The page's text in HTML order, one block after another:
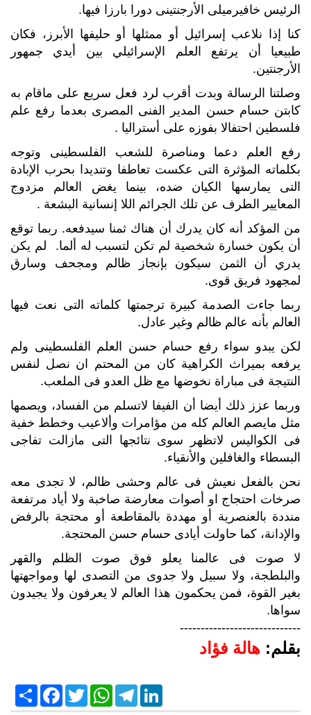
الرئيس خافيرميلى الأرجنتينى دورا بارزا فيها.
كنا إذا نلاعب إسرائيل أو ممثلها أو حليفها الأبرز، فكان
طبيعيا أن يرتفع العلم الإسرائيلي بين أيدي جمهور
الأرجنتين.
وصلتنا الرسالة وبدت أقرب لرد فعل سريع على ماقام به
كابتن حسام حسن المدير الفنى المصرى بعدما رفع علم
فلسطين احتفالا بفوزه على أستراليا .
رفع العلم دعما ومناصرة للشعب الفلسطينى وتوجه
بكلماته المؤثرة التى عكست تعاطفا وتنديدا بحرب الإبادة
التى يمارسها الكيان ضده، بينما يغض العالم مزدوج
المعايير الطرف عن تلك الجرائم اللا إنسانية البشعة .
من المؤكد أنه كان يدرك أن هناك ثمنا سيدفعه. ربما توقع
أن يكون خسارة شخصية لم تكن لتسبب له ألما. لم يكن
يدري أن الثمن سيكون بإنجاز ظالم ومجحف وسارق
لمجهود فريق قوى.
ربما جاءت الصدمة كبيرة ترجمتها كلماته التى نعت فيها
العالم بأنه عالم ظالم وغير عادل.
لكن يبدو سواء رفع حسام حسن العلم الفلسطينى ولم
يرفعه بميراث الكراهية كان من المحتم ان نصل لنفس
النتيجة فى مباراة نخوضها مع ظل العدو فى الملعب.
وربما عزز ذلك أيضا أن الفيفا لاتسلم من الفساد، ويصمها
مثل مايصم العالم كله من مؤامرات وألاعيب وخطط خفية
فى الكواليس لاتظهر سوى نتائجها التى مازالت تفاجى
البسطاء والغافلين والأنقياء.
نحن بالفعل نعيش فى عالم وحشى ظالم، لا تجدى معه
صرخات احتجاج او أصوات معارضة صاخبة ولا أياد مرتفعة
منددة بالعنصرية أو مهددة بالمقاطعة أو محتجة بالرفض
والإدانة، كما حاولت أيادى حسام حسن المحتجة.
لا صوت فى عالمنا يعلو فوق صوت الظلم والقهر
والبلطجة، ولا سبيل ولا جدوى من التصدى لها ومواجهتها
بغير القوة، فمن يحكمون هذا العالم لا يعرفون ولا يجيدون
سواها.
-----------------------------
بقلم: هالة فؤاد
S
h
F
a
T
w
W
h
T
e
L
i